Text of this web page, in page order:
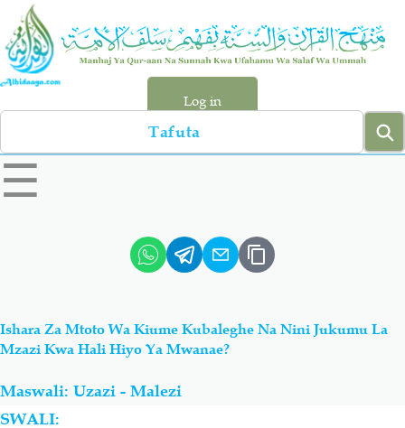
Skip
main
content
Log in
Search
left
sidebar
☰
Hadiyth
Aqiydah Manhaj
Shirki & Kufru
Ishara Za Mtoto Wa Kiume Kubaleghe Na Nini Jukumu La
Mzazi Kwa Hali Hiyo Ya Mwanae?
Maswali: Uzazi - Malezi
SWALI: